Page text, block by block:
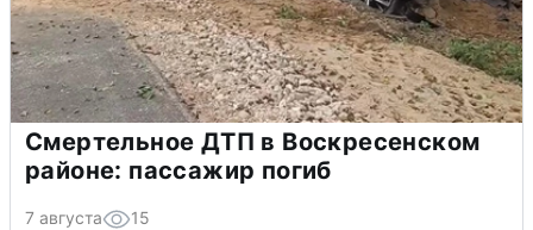
Смертельное ДТП в Воскресенском
районе: пассажир погиб
7 августа 15